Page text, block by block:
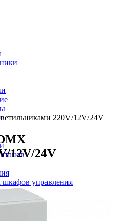
шкафов управления
220V/12V/24V
12V/24V